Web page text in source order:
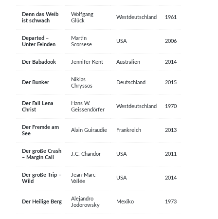
Denn das Weib
ist schwach
Wolfgang
Glück
Westdeutschland 1961
Departed –
Unter Feinden
Martin
Scorsese
USA 2006
Der Babadook Jennifer Kent Australien 2014
Der Bunker
Nikias
Chryssos
Deutschland 2015
Der Fall Lena
Christ
Hans W.
Geissendörfer
Westdeutschland 1970
Der Fremde am
See
Alain Guiraudie Frankreich 2013
Der große Crash
– Margin Call
J.C. Chandor USA 2011
Der große Trip –
Wild
Jean-Marc
Vallée
USA 2014
Der Heilige Berg
Alejandro
Jodorowsky
Mexiko 1973